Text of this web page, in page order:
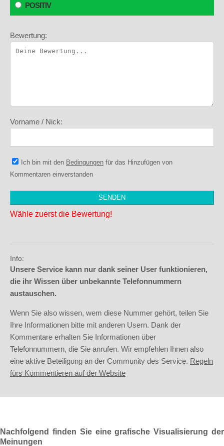
POSITIV
Bewertung:
Vorname / Nick:
Ich bin mit den Bedingungen für das Hinzufügen von
Kommentaren einverstanden
Wähle zuerst die Bewertung!
Info:
Unsere Service kann nur dank seiner User funktionieren,
die ihr Wissen über unbekannte Telefonnummern
austauschen.
Wenn Sie also wissen, wem diese Nummer gehört, teilen Sie
Ihre Informationen bitte mit anderen Usern. Dank der
Kommentare erhalten Sie Informationen über
Telefonnummern, die Sie anrufen. Wir empfehlen Ihnen also
eine aktive Beteiligung an der Community des Service. Regeln
fürs Kommentieren auf der Website
Nachfolgend finden Sie eine grafische Visualisierung der
Meinungen